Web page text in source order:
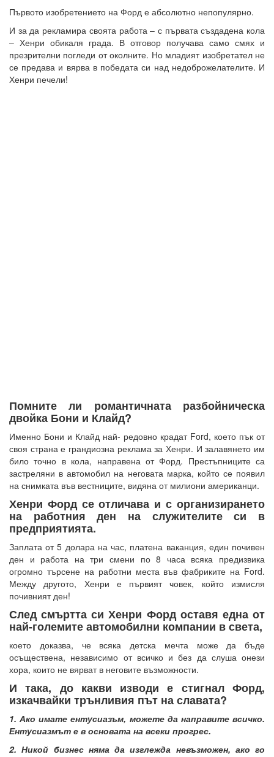
Първото изобретението на Форд е абсолютно непопулярно.
И за да рекламира своята работа – с първата създадена кола
– Хенри обикаля града. В отговор получава само смях и
презрителни погледи от околните. Но младият изобретател не
се предава и вярва в победата си над недоброжелателите. И
Хенри печели!
Помните ли романтичната разбойническа
двойка Бони и Клайд?
Именно Бони и Клайд най- редовно крадат Ford, което пък от
своя страна е грандиозна реклама за Хенри. И залавянето им
било точно в кола, направена от Форд. Престъпниците са
застреляни в автомобил на неговата марка, който се появил
на снимката във вестниците, видяна от милиони американци.
Хенри Форд се отличава и с организирането
на работния ден на служителите си в
предприятията.
Заплата от 5 долара на час, платена ваканция, един почивен
ден и работа на три смени по 8 часа всяка предизвика
огромно търсене на работни места във фабриките на Ford.
Между другото, Хенри е първият човек, който измисля
почивният ден!
След смъртта си Хенри Форд оставя една от
най-големите автомобилни компании в света,
което доказва, че всяка детска мечта може да бъде
осъществена, независимо от всичко и без да слуша онези
хора, които не вярват в неговите възможности.
И така, до какви изводи е стигнал Форд,
изкачвайки трънливия път на славата?
1. Ако имате ентусиазъм, можете да направите всичко.
Ентусиазмът е в основата на всеки прогрес.
2. Никой бизнес няма да изглежда невъзможен, ако го